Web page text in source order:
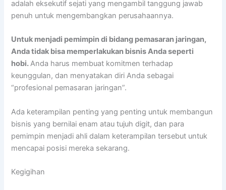
adalah eksekutif sejati yang mengambil tanggung jawab
penuh untuk mengembangkan perusahaannya.
Untuk menjadi pemimpin di bidang pemasaran jaringan,
Anda tidak bisa memperlakukan bisnis Anda seperti
hobi.Anda harus membuat komitmen terhadap
keunggulan, dan menyatakan diri Anda sebagai
“profesional pemasaran jaringan”.
Ada keterampilan penting yang penting untuk membangun
bisnis yang bernilai enam atau tujuh digit, dan para
pemimpin menjadi ahli dalam keterampilan tersebut untuk
mencapai posisi mereka sekarang.
Kegigihan